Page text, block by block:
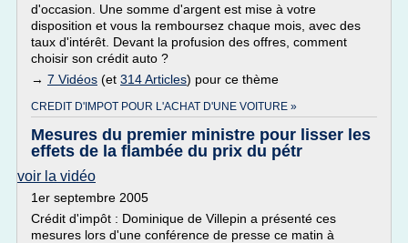
d'occasion. Une somme d'argent est mise à votre
disposition et vous la remboursez chaque mois, avec des
taux d'intérêt. Devant la profusion des offres, comment
choisir son crédit auto ?
→ 7 Vidéos (et 314 Articles) pour ce thème
CREDIT D'IMPOT POUR L'ACHAT D'UNE VOITURE »
Mesures du premier ministre pour lisser les
effets de la flambée du prix du pétr
voir la vidéo
1er septembre 2005
Crédit d'impôt : Dominique de Villepin a présenté ces
mesures lors d'une conférence de presse ce matin à